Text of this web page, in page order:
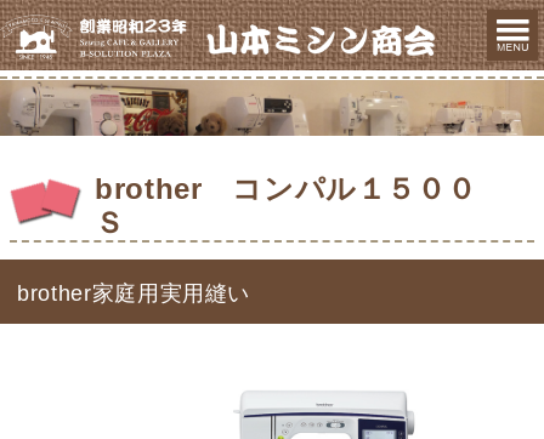
brother コンパル１５００
Ｓ
brother家庭用実用縫い